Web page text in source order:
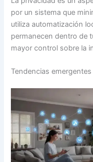
por un sistema que
utiliza automatización
permanecen dentro de
mayor control sobre la
Tendencias